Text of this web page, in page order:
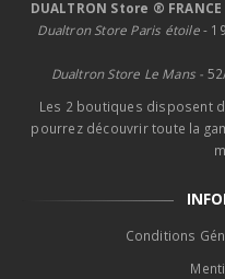
DUALTRON Store ® FRANCE
Dualtron Store Paris étoile-
Dualtron Store Le Mans -
Les 2 boutiques disposent
pourrez découvrir toute la
Conditions